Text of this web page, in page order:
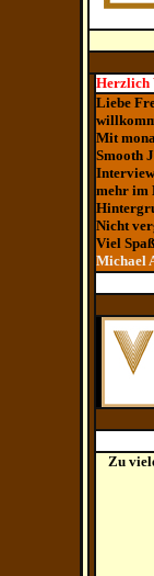
Herzlich
Liebe
Mit
Smooth
mehr im
Nicht
Viel
Michael
Zu